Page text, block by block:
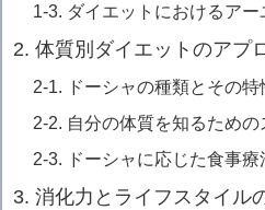
1-3. ダイエットにおけるア
2. 体質別ダイエットのアプ
2-1. ドーシャの種類とその特
2-2. 自分の体質を知るための
2-3. ドーシャに応じた食事
3. 消化力とライフスタイル